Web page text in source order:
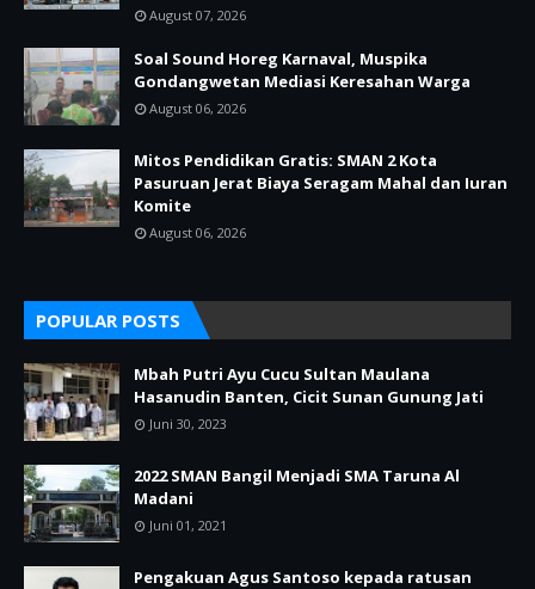
August 07, 2026
Soal Sound Horeg Karnaval, Muspika
Gondangwetan Mediasi Keresahan Warga
August 06, 2026
Mitos Pendidikan Gratis: SMAN 2 Kota
Pasuruan Jerat Biaya Seragam Mahal dan Iuran
Komite
August 06, 2026
POPULAR POSTS
Mbah Putri Ayu Cucu Sultan Maulana
Hasanudin Banten, Cicit Sunan Gunung Jati
Juni 30, 2023
2022 SMAN Bangil Menjadi SMA Taruna Al
Madani
Juni 01, 2021
Pengakuan Agus Santoso kepada ratusan